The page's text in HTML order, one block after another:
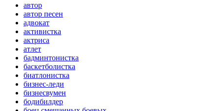
автор
автор песен
адвокат
активистка
актриса
атлет
бадминтонистка
баскетболистка
биатлонистка
бизнес-леди
бизнесвумен
бодибилдер